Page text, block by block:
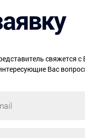
свяжется с
Вас